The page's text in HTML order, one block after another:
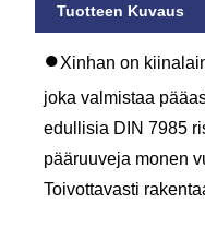
Tuotteen Kuvaus
●Xinhan on
joka valmistaa
edullisia DIN 7985
pääruuveja monen
Toivottavasti